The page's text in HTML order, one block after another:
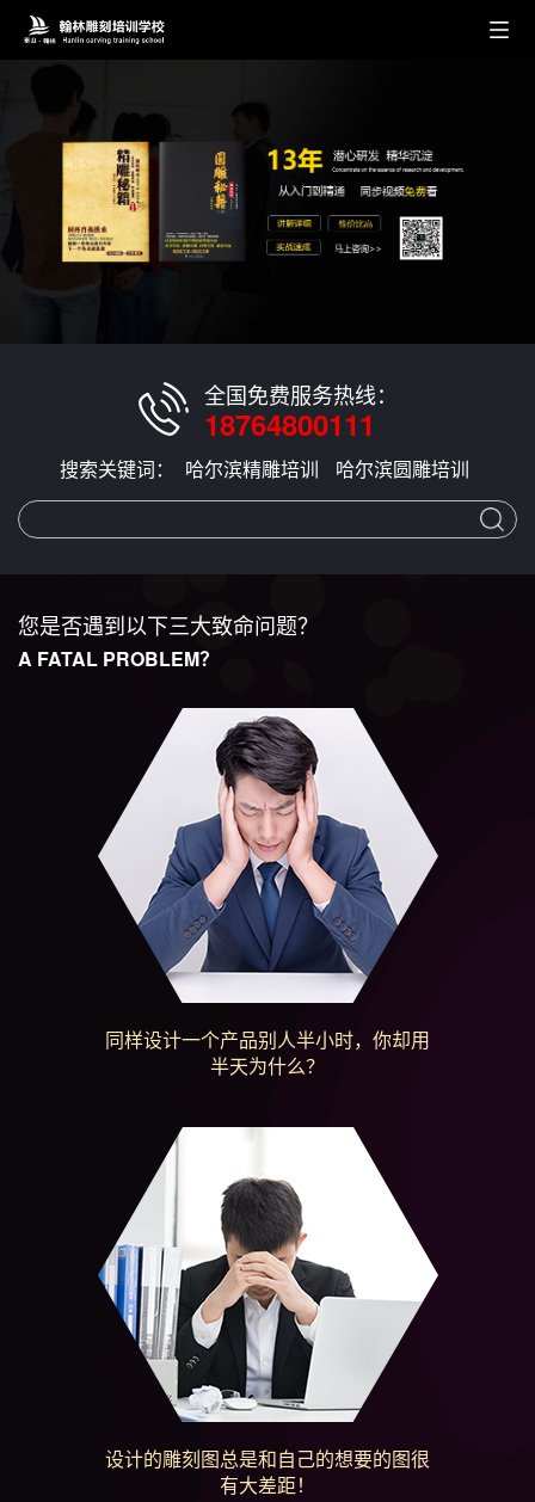
全国免费服务热线：
18764800111
搜索关键词： 哈尔滨精雕培训 哈尔滨圆雕培训
您是否遇到以下三大致命问题？
A FATAL PROBLEM？
同样设计一个产品别人半小时，你却用
半天为什么？
设计的雕刻图总是和自己的想要的图很
有大差距！